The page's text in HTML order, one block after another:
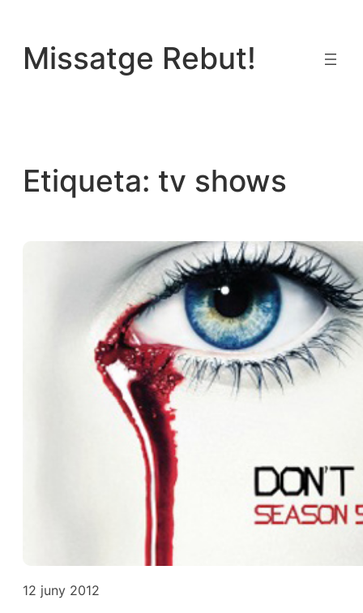
contingut
Missatge Rebut!
Etiqueta: tv shows
12 juny 2012